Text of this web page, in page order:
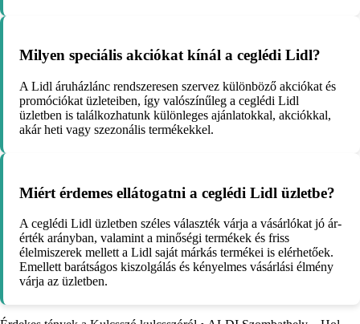
Milyen speciális akciókat kínál a ceglédi Lidl?
A Lidl áruházlánc rendszeresen szervez különböző akciókat és
promóciókat üzleteiben, így valószínűleg a ceglédi Lidl
üzletben is találkozhatunk különleges ajánlatokkal, akciókkal,
akár heti vagy szezonális termékekkel.
Miért érdemes ellátogatni a ceglédi Lidl üzletbe?
A ceglédi Lidl üzletben széles választék várja a vásárlókat jó ár-
érték arányban, valamint a minőségi termékek és friss
élelmiszerek mellett a Lidl saját márkás termékei is elérhetőek.
Emellett barátságos kiszolgálás és kényelmes vásárlási élmény
várja az üzletben.